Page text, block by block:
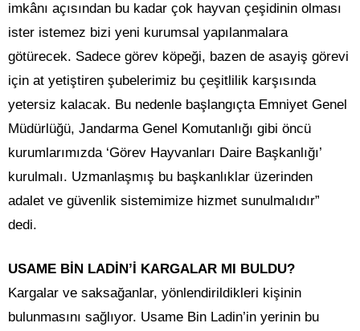
imkânı açısından bu kadar çok hayvan çeşidinin olması
ister istemez bizi yeni kurumsal yapılanmalara
götürecek. Sadece görev köpeği, bazen de asayiş görevi
için at yetiştiren şubelerimiz bu çeşitlilik karşısında
yetersiz kalacak. Bu nedenle başlangıçta Emniyet Genel
Müdürlüğü, Jandarma Genel Komutanlığı gibi öncü
kurumlarımızda ‘Görev Hayvanları Daire Başkanlığı’
kurulmalı. Uzmanlaşmış bu başkanlıklar üzerinden
adalet ve güvenlik sistemimize hizmet sunulmalıdır”
dedi.
USAME BİN LADİN’İ KARGALAR MI BULDU?
Kargalar ve saksağanlar, yönlendirildikleri kişinin
bulunmasını sağlıyor. Usame Bin Ladin’in yerinin bu